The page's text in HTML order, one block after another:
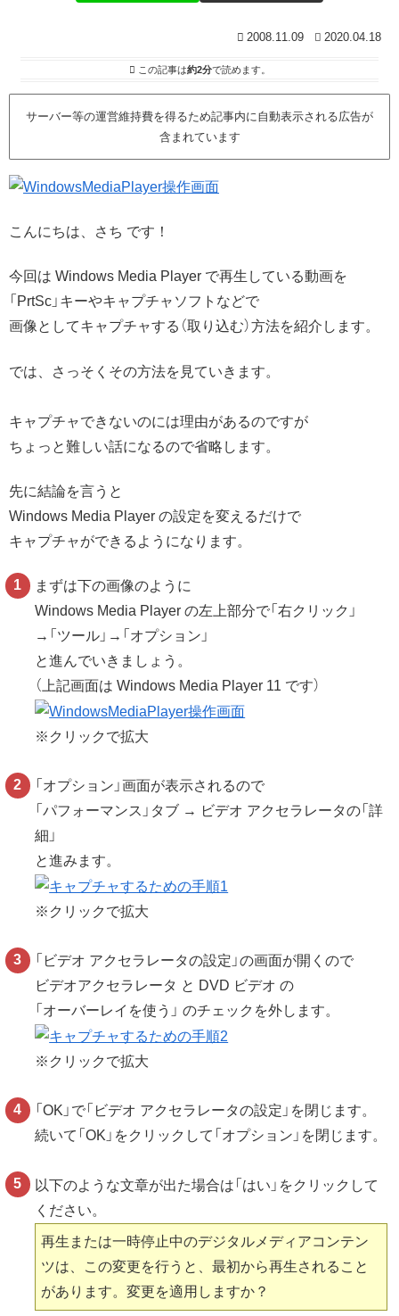
2008.11.09 2020.04.18
この記事は約2分で読めます。
サーバー等の運営維持費を得るため記事内に自動表示される広告が
含まれています
こんにちは、さち です！
今回は Windows Media Player で再生している動画を
「PrtSc」キーやキャプチャソフトなどで
画像としてキャプチャする（取り込む）方法を紹介します。
では、さっそくその方法を見ていきます。
キャプチャできないのには理由があるのですが
ちょっと難しい話になるので省略します。
先に結論を言うと
Windows Media Player の設定を変えるだけで
キャプチャができるようになります。
まずは下の画像のように
Windows Media Player の左上部分で「右クリック」
→「ツール」→「オプション」
と進んでいきましょう。
（上記画面は Windows Media Player 11 です）
※クリックで拡大
「オプション」画面が表示されるので
「パフォーマンス」タブ → ビデオ アクセラレータの「詳
細」
と進みます。
※クリックで拡大
「ビデオ アクセラレータの設定」の画面が開くので
ビデオアクセラレータ と DVD ビデオ の
「オーバーレイを使う」 のチェックを外します。
※クリックで拡大
「OK」で「ビデオ アクセラレータの設定」を閉じます。
続いて「OK」をクリックして「オプション」を閉じます。
以下のような文章が出た場合は「はい」をクリックして
ください。
再生または一時停止中のデジタルメディアコンテン
ツは、この変更を行うと、最初から再生されること
があります。変更を適用しますか？